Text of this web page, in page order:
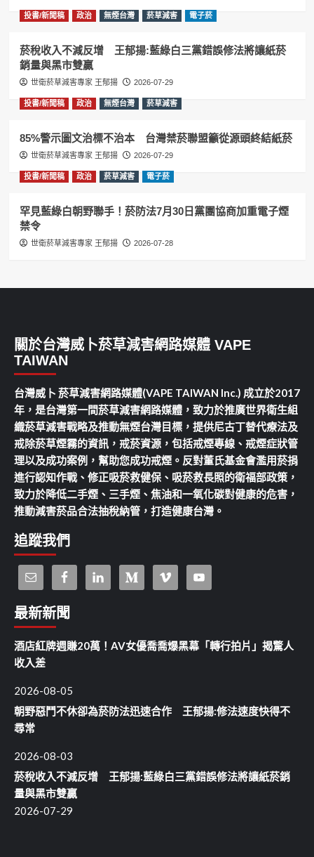
投書/新聞稿 政治 無煙台灣 菸草減害 電子菸
菸稅收入不減反增 王郁揚:藍綠白三黨錯誤修法將讓紙菸
銷量與黑市雙贏
世衛菸草減害專家 王郁揚 2026-07-29
投書/新聞稿 政治 無煙台灣 菸草減害
85%警示圖文治標不治本 台灣禁菸聯盟籲從源頭終結紙菸
世衛菸草減害專家 王郁揚 2026-07-29
投書/新聞稿 政治 菸草減害 電子菸
罕見藍綠白朝野聯手！菸防法7月30日黨團協商加重電子煙
禁令
世衛菸草減害專家 王郁揚 2026-07-28
關於台灣威卜菸草減害網路媒體 VAPE
TAIWAN
台灣威卜 菸草減害網路媒體(VAPE TAIWAN Inc.) 成立於2017
年，是台灣第一間菸草減害網路媒體，致力於推廣世界衛生組
織菸草減害戰略及推動無煙台灣目標，提供尼古丁替代療法及
戒除菸草煙霧的資訊，戒菸資源，包括戒煙專線、戒煙症狀管
理以及成功案例，幫助您成功戒煙。反對董氏基金會濫用菸捐
進行認知作戰、修正吸菸救健保、吸菸救長照的衛福部政策，
致力於降低二手煙、三手煙、焦油和一氧化碳對健康的危害，
推動減害菸品合法抽稅納管，打造健康台灣。
追蹤我們
最新新聞
酒店紅牌週賺20萬！AV女優喬喬爆黑幕「轉行拍片」揭驚人
收入差
2026-08-05
朝野惡鬥不休卻為菸防法迅速合作 王郁揚:修法速度快得不
尋常
2026-08-03
菸稅收入不減反增 王郁揚:藍綠白三黨錯誤修法將讓紙菸銷
量與黑市雙贏
2026-07-29